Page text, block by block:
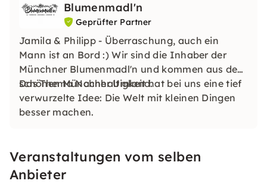
Blumenmadl'n
Geprüfter Partner
Jamila & Philipp - Überraschung, auch ein
Mann ist an Bord :) Wir sind die Inhaber der
Münchner Blumenmadl'n und kommen aus dem
schönen Münchner Umland.
Das Thema Nachhaltigkeit hat bei uns eine tief
verwurzelte Idee: Die Welt mit kleinen Dingen
besser machen.
Veranstaltungen vom selben
Anbieter